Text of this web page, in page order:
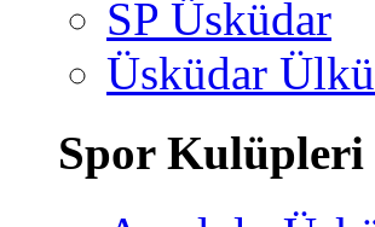
SP Üsküdar
Üsküdar
Spor Kulüpleri